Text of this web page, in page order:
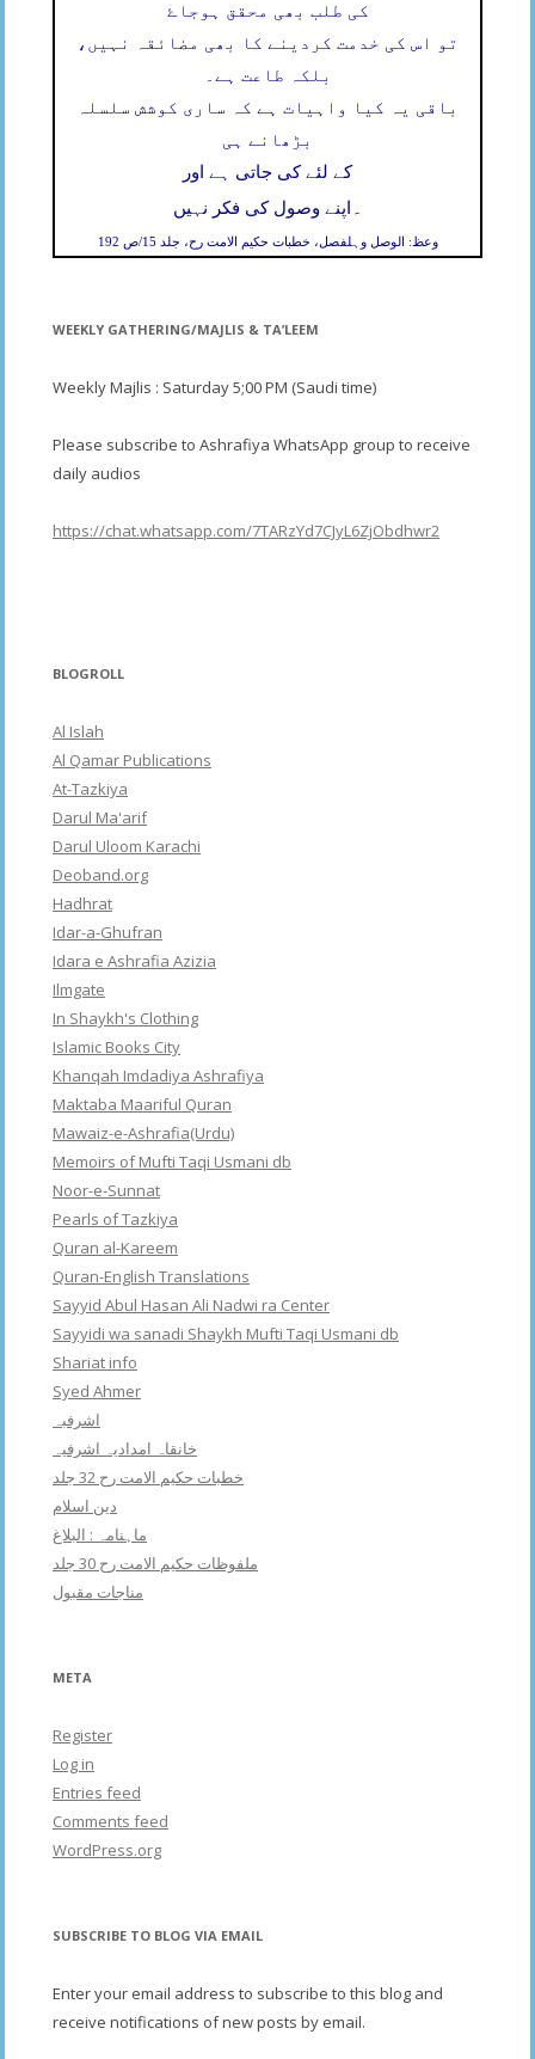
کی طلب بھی محقق ہوجاۓ
تو اس کی خدمت کردینے کا بھی مضائقہ نہیں،
بلکہ طاعت ہے۔
باقی یہ کیا واہیات ہے کہ ساری کوشش سلسلہ
بڑھانے ہی
کے لئے کی جاتی ہے اور
اپنے وصول کی فکر نہیں ۔
وعظ: الوصل وہلفصل، خطبات حکیم الامت رح، جلد 15/ص 192
WEEKLY GATHERING/MAJLIS & TA’LEEM
Weekly Majlis : Saturday 5;00 PM (Saudi time)
Please subscribe to Ashrafiya WhatsApp group to receive
daily audios
https://chat.whatsapp.com/7TARzYd7CJyL6ZjObdhwr2
BLOGROLL
Al Islah
Al Qamar Publications
At-Tazkiya
Darul Ma'arif
Darul Uloom Karachi
Deoband.org
Hadhrat
Idar-a-Ghufran
Idara e Ashrafia Azizia
Ilmgate
In Shaykh's Clothing
Islamic Books City
Khanqah Imdadiya Ashrafiya
Maktaba Maariful Quran
Mawaiz-e-Ashrafia(Urdu)
Memoirs of Mufti Taqi Usmani db
Noor-e-Sunnat
Pearls of Tazkiya
Quran al-Kareem
Quran-English Translations
Sayyid Abul Hasan Ali Nadwi ra Center
Sayyidi wa sanadi Shaykh Mufti Taqi Usmani db
Shariat info
Syed Ahmer
اشرفبہ
خانقاہ امدادیہ اشرفیہ
خطبات حکیم الامت رح 32 جلد
دین اسلام
ماہنامہ : البلاغ
ملفوظات حکیم الامت رح 30 جلد
مناجات مقبول
META
Register
Log in
Entries feed
Comments feed
WordPress.org
SUBSCRIBE TO BLOG VIA EMAIL
Enter your email address to subscribe to this blog and
receive notifications of new posts by email.